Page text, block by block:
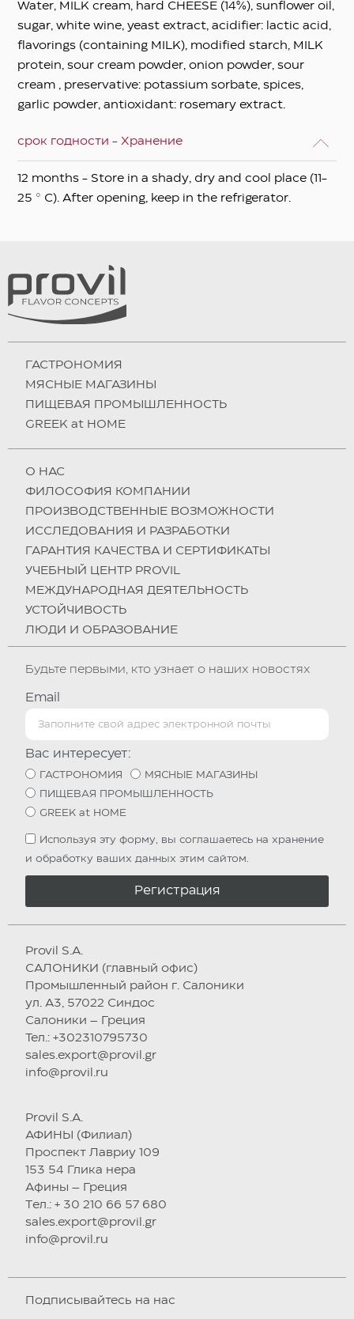
Water, MILK cream, hard CHEESE (14%), sunflower oil,
sugar, white wine, yeast extract, acidifier: lactic acid,
flavorings (containing MILK), modified starch, MILK
protein, sour cream powder, onion powder, sour
cream , preservative: potassium sorbate, spices,
garlic powder, antioxidant: rosemary extract.
срок годности - Хранение
12 months - Store in a shady, dry and cool place (11-
25 ° C). After opening, keep in the refrigerator.
ГАСТРОНОМИЯ
МЯСНЫЕ МАГАЗИНЫ
ПИЩЕВАЯ ПРОМЫШЛЕННОСТЬ
GREEK at HOME
О НAC
ФИЛОСОФИЯ КОМПАНИИ
ПРОИЗВОДСТВЕННЫЕ ВОЗМОЖНОСТИ
ИССЛЕДОВАНИЯ И РАЗРАБОТКИ
ГАРАНТИЯ КАЧЕСТВА И СЕРТИФИКАТЫ
УЧЕБНЫЙ ЦЕНТР PROVIL
МЕЖДУНАРОДНАЯ ДЕЯТЕЛЬНОСТЬ
УСТОЙЧИВОСТЬ
ЛЮДИ И ОБРАЗОВАНИЕ
Будьте первыми, кто узнает о наших новостях
Email
Вас интересует:
ГАСТРОНОМИЯ
МЯСНЫЕ МАГАЗИНЫ
ПИЩЕВАЯ ПРОМЫШЛЕННОСТЬ
GREEK at HOME
Используя эту форму, вы соглашаетесь на хранение
и обработку ваших данных этим сайтом.
Регистрация
Provil S.A.
САЛОНИКИ (главный офис)
Промышленный район г. Салоники
ул. А3, 57022 Синдос
Салоники – Греция
Тел.: +302310795730
sales.export@provil.gr
info@provil.ru
Provil S.A.
АФИНЫ (Филиал)
Проспект Лавриу 109
153 54 Глика нера
Афины – Греция
Tел.: + 30 210 66 57 680
sales.export@provil.gr
info@provil.ru
Подписывайтесь на нас